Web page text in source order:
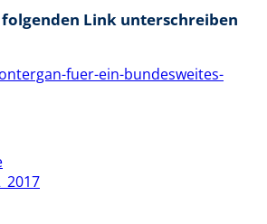
Link unterschreiben
fuer-ein-bundesweites-